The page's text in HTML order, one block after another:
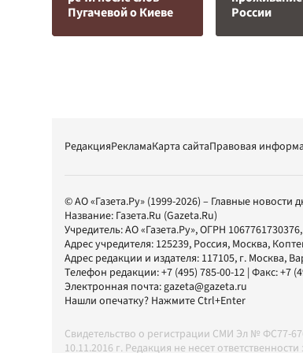
Пугачевой о Киеве
России
РедакцияРекламаКарта сайтаПравовая
© АО «Газета.Ру» (1999-2026) – Главные новости
Название: Газета.Ru (Gazeta.Ru)
Учредитель:АО «Газета.Ру», ОГРН
Адрес учредителя: 125239, Россия, Москва,
Адрес редакции и издателя: 117105, г. Москва,
Телефон редакции:+7 (495) 785-00-12 | Факс:+7
Электронная почта:gazeta@gazeta.ru
Нашли опечатку? Нажмите Ctrl+Enter
Свидетельство о регистрации СМИ Эл № ФС77-
10.11.2016 г. Редакция не несет